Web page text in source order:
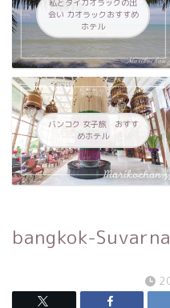
私とタイカオラックの出
会い カオラックおすすめ
ホテル
バンコク 女子旅 おすす
めホテル
bangkok-